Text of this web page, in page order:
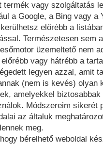
termék vagy szolgáltatás
a Google, a Bing vagy a
előrébb a
Természetesen sem
üzemeltető nem
vagy hátrébb a
legyen azzal, amit
(nem is kevés) olyan
amelyekkel
Módszereim sikerét
az általuk
meg.
bérelhető weboldal